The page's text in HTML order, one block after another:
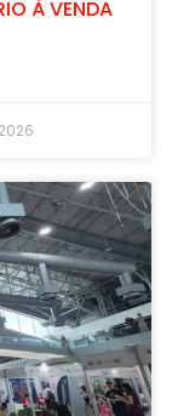
À VENDA